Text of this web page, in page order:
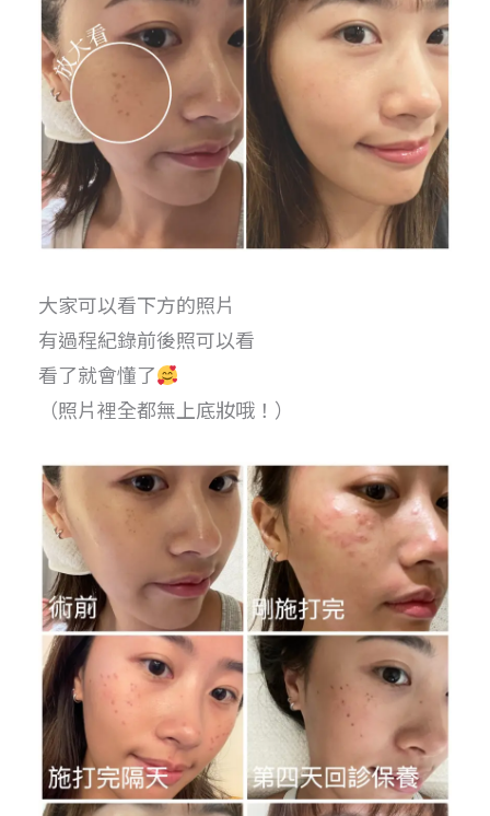
大家可以看下方的照片
有過程紀錄前後照可以看
看了就會懂了
（照片裡全都無上底妝哦！）